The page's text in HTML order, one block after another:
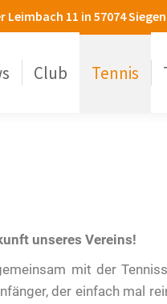
Leimbach 11 in 57074 Siegen
Club Tennis
unseres Vereins!
mit der
der einfach mal